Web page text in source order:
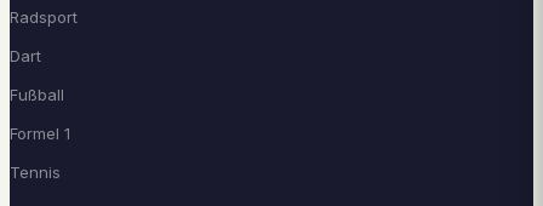
Radsport
Dart
Fußball
Formel 1
Tennis